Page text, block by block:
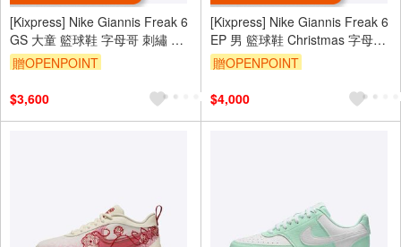
[Kixpress] Nike Giannis Freak 6
GS 大童 籃球鞋 字母哥 刺繡 玫
瑰 米白 粉 [HM4216-100]
贈OPENPOINT
$3,600
[Kixpress] Nike Giannis Freak 6
EP 男 籃球鞋 Christmas 字母哥
黑藍 [FZ1621-001]
贈OPENPOINT
$4,000